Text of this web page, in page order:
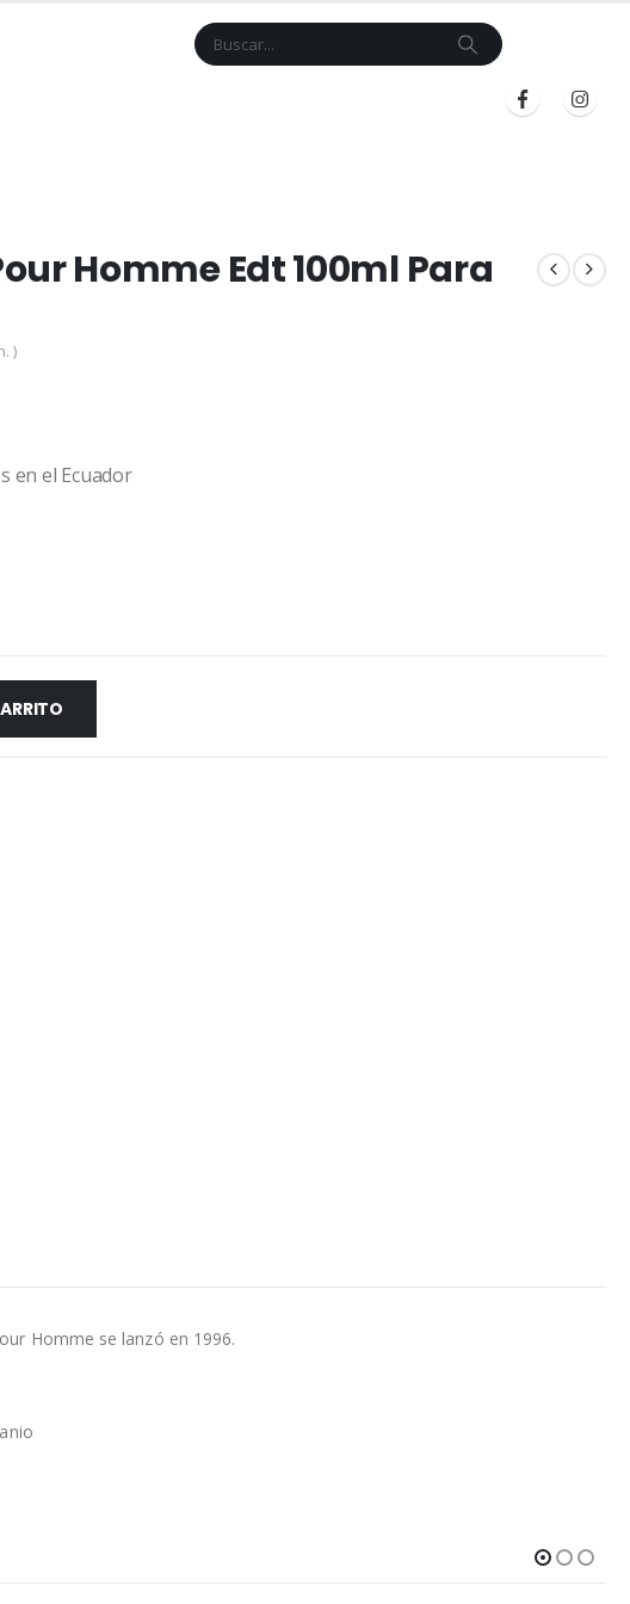
Homme Edt 100ml Para
)
en el Ecuador
Homme se lanzó en 1996.